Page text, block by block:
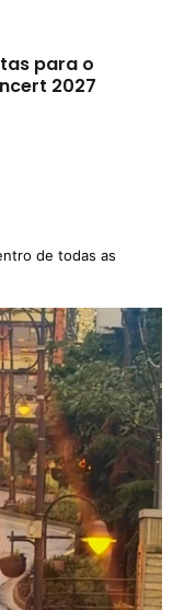
para o
2027
de todas as